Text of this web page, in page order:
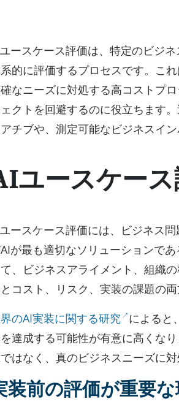
ースケース評価は、特定のビジ
的に評価するプロセスです。こ
なニーズに対処する高コストプ
クトを回避するのに役立ちます
チブや、測定可能なビジネスイ
ユースケー
ースケース評価には、ビジネス
が最も適切なソリューションで
、ビジネスアライメント、組織
コスト、リスク、実装の課題の両
のAI実装に関する研究
によると
達成する可能性が有意に高くな
はなく、真のビジネスニーズに
装前の評価が重要